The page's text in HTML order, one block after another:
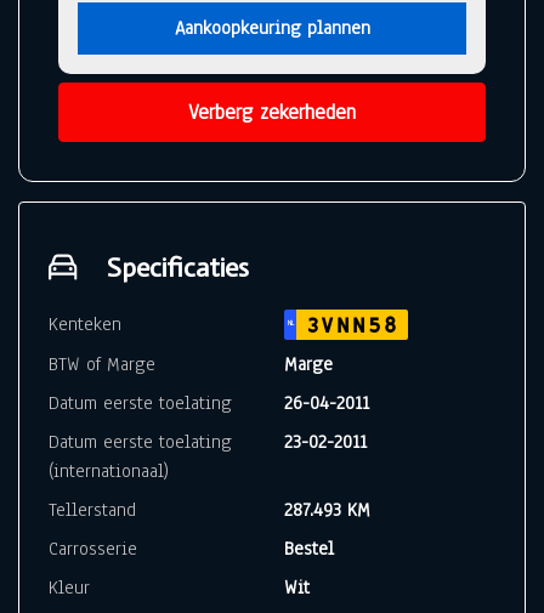
Aankoopkeuring plannen
Verberg zekerheden
Specificaties
Kenteken NL
3VNN58
BTW of Marge
Marge
Datum eerste toelating
26-04-2011
Datum eerste toelating
(internationaal)
23-02-2011
Tellerstand
287.493 KM
Carrosserie
Bestel
Kleur
Wit